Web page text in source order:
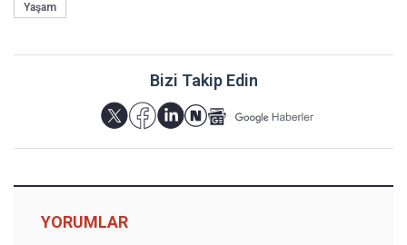
Yaşam
Bizi Takip Edin
YORUMLAR